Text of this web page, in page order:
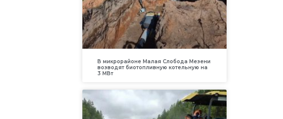
В микрорайоне Малая Слобода Мезени
возводят биотопливную котельную на
3 МВт